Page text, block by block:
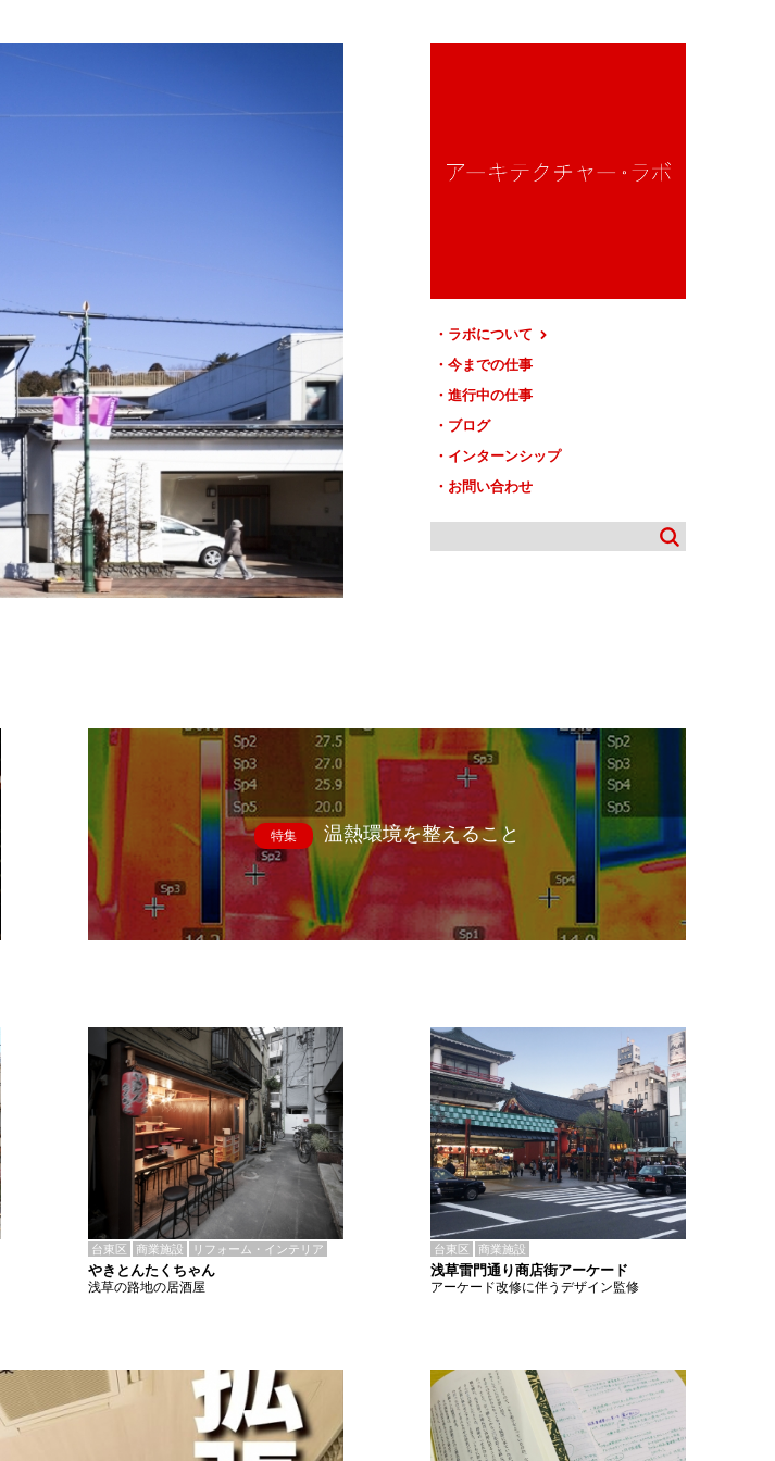
ラボについて
今までの仕事
進行中の仕事
ブログ
インターンシップ
お問い合わせ
特集 温熱環境を整えること
台東区 商業施設 リフォーム・インテリア
やきとんたくちゃん
浅草の路地の居酒屋
台東区 商業施設
浅草雷門通り商店街アーケード
アーケード改修に伴うデザイン監修